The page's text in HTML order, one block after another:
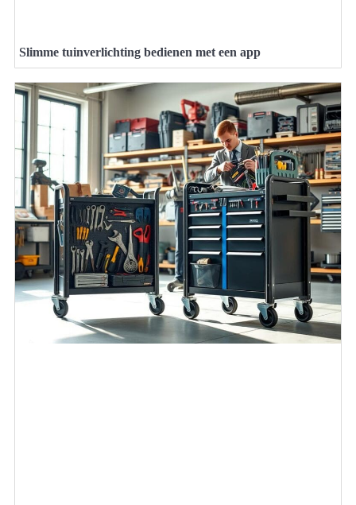
Slimme tuinverlichting bedienen met een app